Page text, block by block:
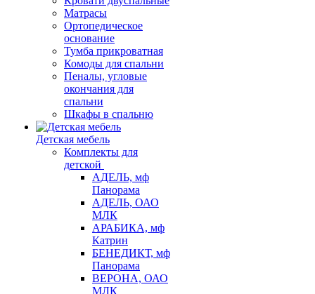
Матрасы
Ортопедическое
основание
Тумба прикроватная
Комоды для спальни
Пеналы, угловые
окончания для
спальни
Шкафы в спальню
Детская мебель
Комплекты для
детской
АДЕЛЬ, мф
Панорама
АДЕЛЬ, ОАО
МЛК
АРАБИКА, мф
Катрин
БЕНЕДИКТ, мф
Панорама
ВЕРОНА, ОАО
МЛК